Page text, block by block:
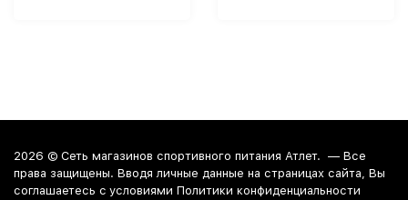
2026 © Сеть магазинов спортивного питания Атлет. — Все
права защищены. Вводя личные данные на страницах сайта, Вы
соглашаетесь c условиями Политики конфиденциальности